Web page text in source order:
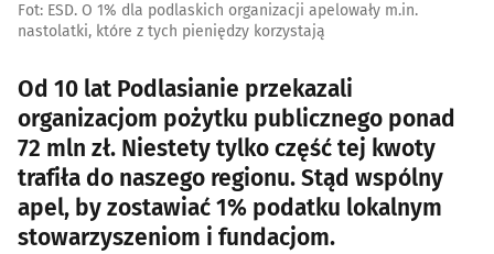
Fot: ESD. O 1% dla podlaskich organizacji apelowały m.in.
nastolatki, które z tych pieniędzy korzystają
Od 10 lat Podlasianie przekazali
organizacjom pożytku publicznego ponad
72 mln zł. Niestety tylko część tej kwoty
trafiła do naszego regionu. Stąd wspólny
apel, by zostawiać 1% podatku lokalnym
stowarzyszeniom i fundacjom.